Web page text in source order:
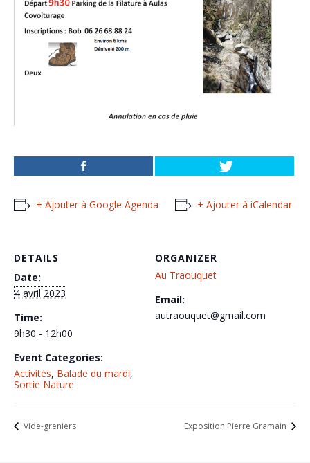
+ Ajouter à Google Agenda + Ajouter à iCalendar
DETAILS
Date:
4 avril 2023
Time:
9h30 - 12h00
Event Categories:
Activités, Balade du mardi,
Sortie Nature
ORGANIZER
Au Traouquet
Email:
autraouquet@gmail.com
Vide-greniers Exposition Pierre Gramain